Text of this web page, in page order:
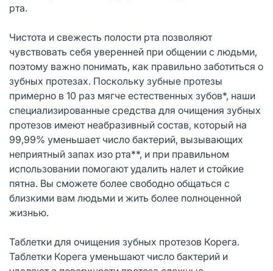
рта.
Чистота и свежесть полости рта позволяют
чувствовать себя уверенней при общении с людьми,
поэтому важно понимать, как правильно заботиться о
зубных протезах. Поскольку зубные протезы
примерно в 10 раз мягче естественных зубов*, наши
специализированные средства для очищения зубных
протезов имеют неабразивный состав, который на
99,99% уменьшает число бактерий, вызывающих
неприятный запах изо рта**, и при правильном
использовании помогают удалить налет и стойкие
пятна. Вы сможете более свободно общаться с
близкими вам людьми и жить более полноценной
жизнью.
Таблетки для очищения зубных протезов Корега.
Таблетки Корега уменьшают число бактерий и